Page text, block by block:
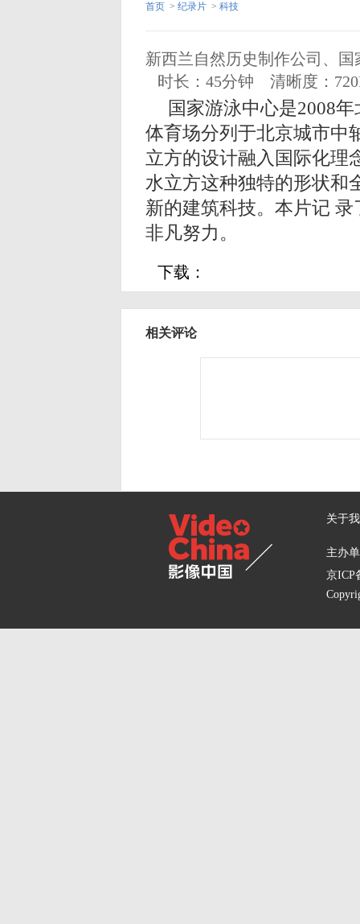
首页 > 纪录片 > 科技
新西兰自然历史制作公司、
时长：45分钟
清晰度：
国家游泳中心是2008
体育场分列于北京城市中
立方的设计融入国际化理
水立方这种独特的形状和
新的建筑科技。本片记
非凡努力。
下载：
相关评论
关于
主办
京ICP